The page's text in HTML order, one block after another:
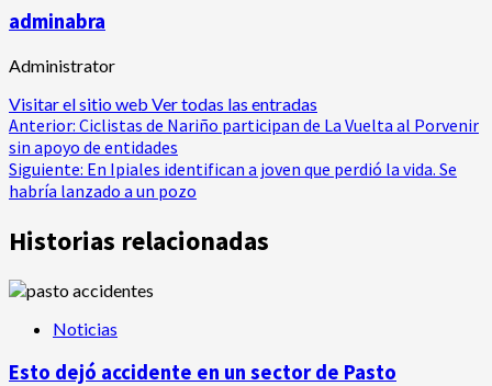
adminabra
Administrator
Visitar el sitio web Ver todas las entradas
Navegación
de
entradas
Anterior: Ciclistas de Nariño participan de La Vuelta al Porvenir
sin apoyo de entidades
Siguiente: En Ipiales identifican a joven que perdió la vida. Se
habría lanzado a un pozo
Historias relacionadas
Noticias
Esto dejó accidente en un sector de Pasto